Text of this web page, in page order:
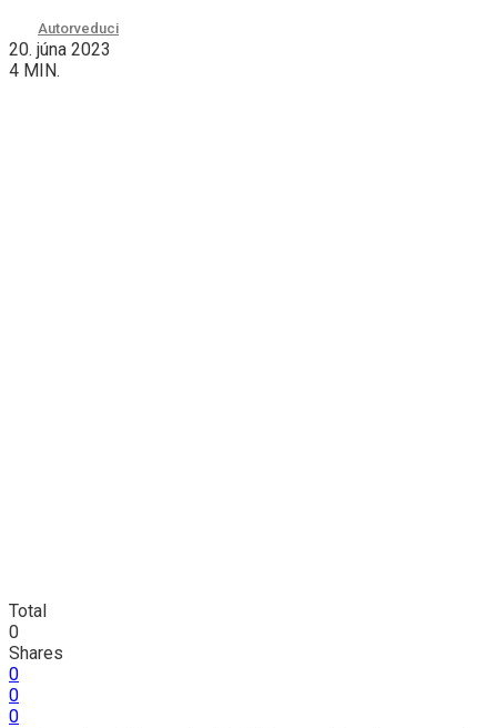
Autorveduci
20. júna 2023
4 MIN.
Total
0
Shares
0
0
0